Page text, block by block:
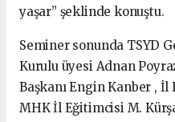
yaşar” şeklinde konuştu.
Seminer sonunda TSYD
Kurulu üyesi Adnan
Başkanı Engin Kanber , İl
MHK İl Eğitimcisi M.